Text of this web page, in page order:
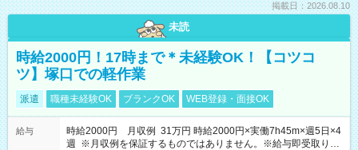
掲載日：2026.08.10
未読
時給2000円！17時まで＊未経験OK！【コツコ
ツ】塚口での軽作業
派遣 職種未経験OK ブランクOK WEB登録・面接OK
給与
時給2000円 月収例 31万円 時給2000円×実働7h45m×週5日×4
週 ※月収例を保証するものではありません。※給与即受取りサ